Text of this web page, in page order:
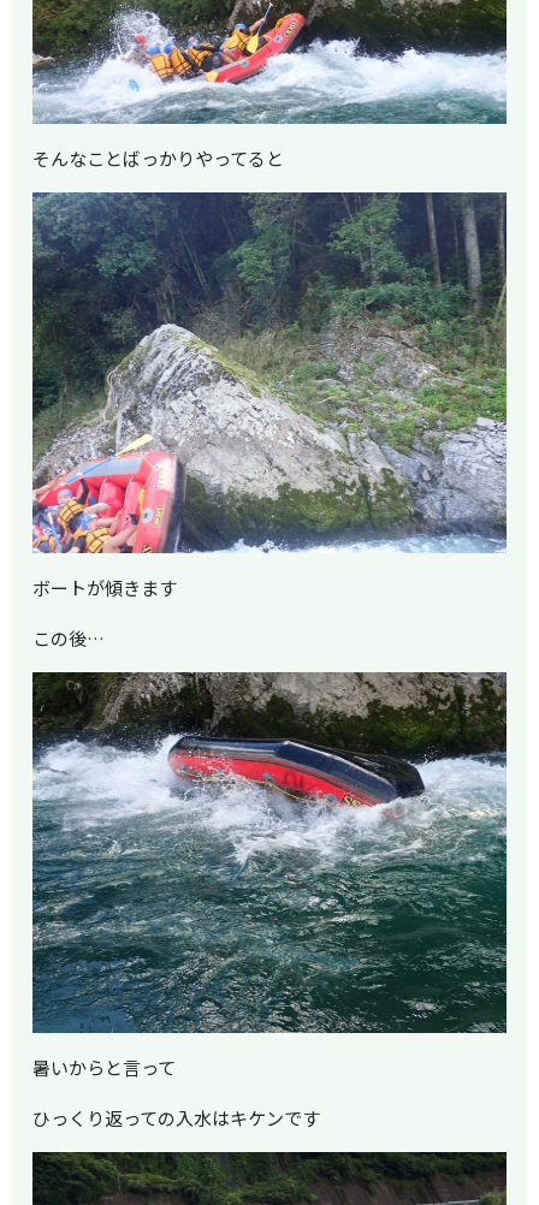
そんなことばっかりやってると
ボートが傾きます
この後…
暑いからと言って
ひっくり返っての入水はキケンです